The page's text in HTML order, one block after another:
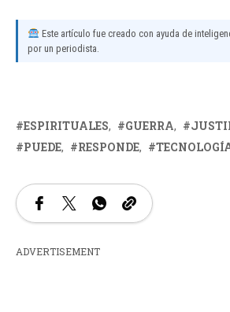
Este artículo fue creado con ayuda de
por un periodista.
ESPIRITUALES GUERRA
PUEDE
RESPONDE
ADVERTISEMENT